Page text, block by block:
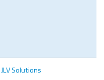
JLV Solutions